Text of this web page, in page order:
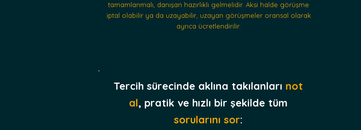
tamamlanmalı, danışan hazırlıklı gelmelidir. Aksi halde görüşme
iptal olabilir ya da uzayabilir, uzayan görüşmeler oransal olarak
ayrıca ücretlendirilir.
Tercih sürecinde aklına takılanları not
al, pratik ve hızlı bir şekilde tüm
sorularını sor: